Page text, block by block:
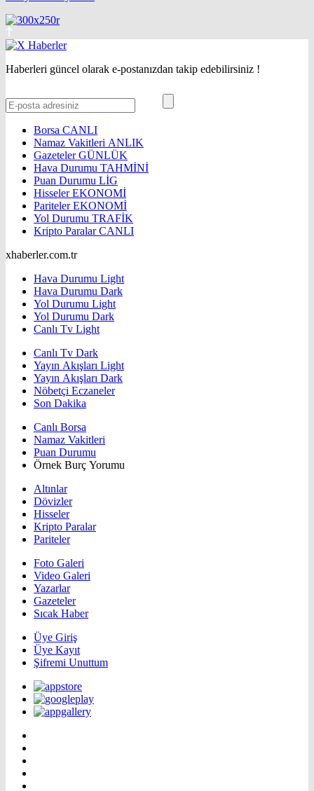
Haberleri güncel olarak e-postanızdan takip edebilirsiniz !
Borsa CANLI
Namaz Vakitleri ANLIK
GazetelerGÜNLÜK
Hava Durumu TAHMİNİ
Puan Durumu LİG
HisselerEKONOMİ
ParitelerEKONOMİ
Yol Durumu TRAFİK
Kripto ParalarCANLI
xhaberler.com.tr
Hava Durumu Light
Hava Durumu Dark
Yol Durumu Light
Yol Durumu Dark
Canlı Tv Light
Canlı Tv Dark
Yayın Akışları Light
Yayın Akışları Dark
Nöbetçi Eczaneler
Son Dakika
Canlı Borsa
Namaz Vakitleri
Puan Durumu
Örnek Burç Yorumu
Altınlar
Dövizler
Hisseler
Kripto Paralar
Pariteler
Foto Galeri
Video Galeri
Yazarlar
Gazeteler
Sıcak Haber
Üye Giriş
Üye Kayıt
Şifremi Unuttum